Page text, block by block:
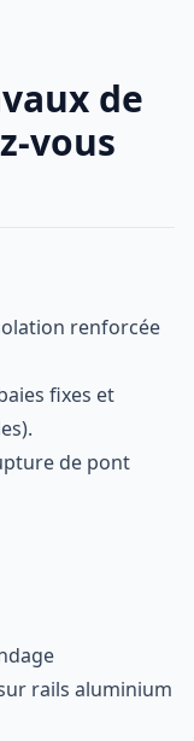
de
vous
renforcée
fixes et
de pont
rails aluminium